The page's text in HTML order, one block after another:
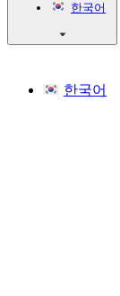
한국어
한국어